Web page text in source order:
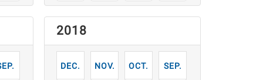
月
2018
12月 11月 10月 9月